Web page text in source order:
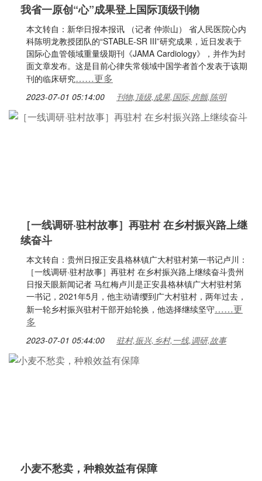
我省一原创“心”成果登上国际顶级刊物
本文转自：新华日报本报讯 （记者 仲崇山） 省人民医院心内
科陈明龙教授团队的“STABLE-SR III”研究成果，近日发表于
国际心血管领域重量级期刊《JAMA Cardiology》，并作为封
面文章发布。这是目前心律失常领域中国学者首个发表于该期
刊的临床研究……更多
2023-07-01 05:14:00 刊物,顶级,成果,国际,房颤,陈明
［一线调研·驻村故事］再驻村 在乡村振兴路上继
续奋斗
本文转自：贵州日报正安县格林镇广大村驻村第一书记卢川：
［一线调研·驻村故事］再驻村 在乡村振兴路上继续奋斗贵州
日报天眼新闻记者 马红梅卢川是正安县格林镇广大村驻村第
一书记，2021年5月，他主动请缨到广大村驻村，两年过去，
新一轮乡村振兴驻村干部开始轮换，他选择继续坚守……更
多
2023-07-01 05:44:00 驻村,振兴,乡村,一线,调研,故事
小麦不愁卖，种粮效益有保障